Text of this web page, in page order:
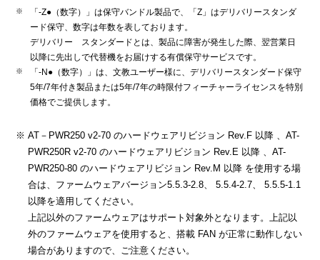
「-Z●（数字）」は保守バンドル製品で、「Z」はデリバリースタンダ
ード保守、数字は年数を表しております。
デリバリー スタンダードとは、製品に障害が発生した際、翌営業日
以降に先出しで代替機をお届けする有償保守サービスです。
「-N●（数字）」は、文教ユーザー様に、デリバリースタンダード保守
5年/7年付き製品または5年/7年の時限付フィーチャーライセンスを特別
価格でご提供します。
AT－PWR250 v2-70 のハードウェアリビジョン Rev.F 以降 、AT-
PWR250R v2-70 のハードウェアリビジョン Rev.E 以降 、AT-
PWR250-80 のハードウェアリビジョン Rev.M 以降 を使用する場
合は、ファームウェアバージョン5.5.3-2.8、 5.5.4-2.7、 5.5.5-1.1
以降を適用してください。
上記以外のファームウェアはサポート対象外となります。上記以
外のファームウェアを使用すると、搭載 FAN が正常に動作しない
場合がありますので、ご注意ください。